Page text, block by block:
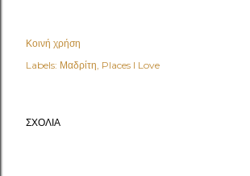
Κοινή χρήση
Labels: Μαδρίτη Places I Love
ΣΧΌΛΙΑ